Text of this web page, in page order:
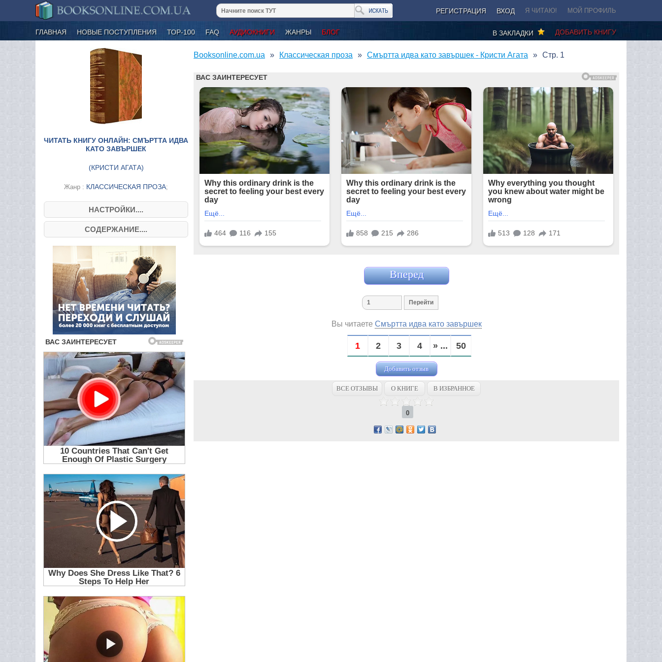
РЕГИСТРАЦИЯ ВХОД Я ЧИТАЮ! МОЙ ПРОФИЛЬ
ГЛАВНАЯ НОВЫЕ ПОСТУПЛЕНИЯ ТОР-100 FAQ АУДИОКНИГИ ЖАНРЫ БЛОГ ДОБАВИТЬ КНИГУ
В ЗАКЛАДКИ
ЧИТАТЬ КНИГУ ОНЛАЙН: СМЪРТТА ИДВА
КАТО ЗАВЪРШЕК
(КРИСТИ АГАТА)
Жанр : КЛАССИЧЕСКАЯ ПРОЗА;
НАСТРОЙКИ....
СОДЕРЖАНИЕ....
Booksonline.com.ua Классическая проза Смъртта идва като завършек - Кристи Агата Стр. 1
Вперед
Вы читаете Смъртта идва като завършек
1 2 3 4 » ... 50
Добавить отзыв
ВСЕ ОТЗЫВЫ О КНИГЕ В ИЗБРАННОЕ
0